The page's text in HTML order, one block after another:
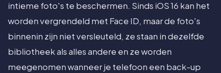
intieme foto's te beschermen. Sinds iOS 16 kan het
worden vergrendeld met Face ID, maar de foto's
binnenin zijn niet versleuteld, ze staan in dezelfde
bibliotheek als alles andere en ze worden
meegenomen wanneer je telefoon een back-up